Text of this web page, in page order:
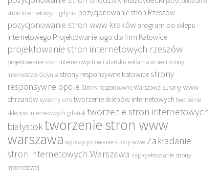
stron internetowych gdynia pozycjonowanie stron Rzeszów
pozycjonowanie stron www kraków program do sklepu
internetowego Projektowanie logo dla firm Katowice
projektowanie stron internetowych rzeszów
projektowanie stron internetowych w Gdańsku reklama w sieci strony
internetowe Gdynia strony responsywne katowice strony
responsywne opole Strony responsywne Warszawa strony www
chrzanów systemy cmstworzenie sklepów internetowych tworzenie
sklepów internetowych gdańsktworzenie stron internetowych
białystok tworzenie stron www
warszawa wypozycjonowanie strony www Zakładanie
stron internetowych Warszawa zaprojektowanie strony
internetowej